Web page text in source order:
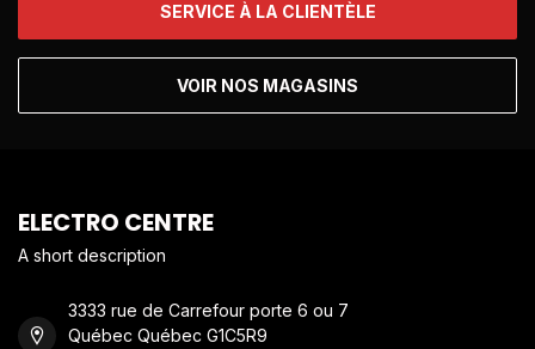
SERVICE À LA CLIENTÈLE
VOIR NOS MAGASINS
ELECTRO CENTRE
A short description
3333 rue de Carrefour porte 6 ou 7
Québec Québec G1C5R9